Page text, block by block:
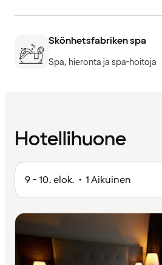
Skönhetsfabriken spa
Spa, hieronta ja spa-hoitoja
Hotellihuone
9 - 10. elok. • 1 Aikuinen